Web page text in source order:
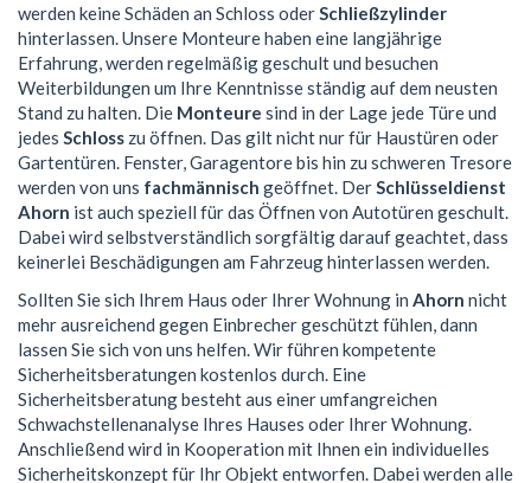
werden keine Schäden an Schloss oderSchließzylinder
hinterlassen. Unsere Monteure haben eine langjährige
Erfahrung, werden regelmäßig geschult und besuchen
Weiterbildungen um Ihre Kenntnisse ständig auf dem neusten
Stand zu halten. Die Monteure sind in der Lage jede Türe und
jedes Schloss zu öffnen. Das gilt nicht nur für Haustüren oder
Gartentüren. Fenster, Garagentore bis hin zu schweren Tresore
werden von uns fachmännisch geöffnet. DerSchlüsseldienst
Ahorn ist auch speziell für das Öffnen von Autotüren geschult.
Dabei wird selbstverständlich sorgfältig darauf geachtet, dass
keinerlei Beschädigungen am Fahrzeug hinterlassen werden.
Sollten Sie sich Ihrem Haus oder Ihrer Wohnung in Ahorn nicht
mehr ausreichend gegen Einbrecher geschützt fühlen, dann
lassen Sie sich von uns helfen. Wir führen kompetente
Sicherheitsberatungen kostenlos durch. Eine
Sicherheitsberatung besteht aus einer umfangreichen
Schwachstellenanalyse Ihres Hauses oder Ihrer Wohnung.
Anschließend wird in Kooperation mit Ihnen ein individuelles
Sicherheitskonzept für Ihr Objekt entworfen. Dabei werden alle